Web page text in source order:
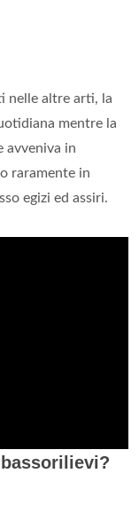
nelle altre arti, la
mentre la
avveniva in
raramente in
egizi ed assiri.